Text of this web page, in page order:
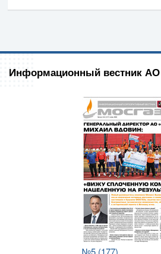
Информационный вестник